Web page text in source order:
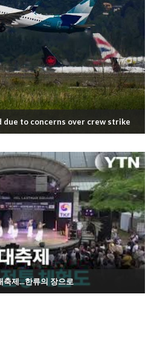
to concerns over crew strike
축제...한류의 장으로